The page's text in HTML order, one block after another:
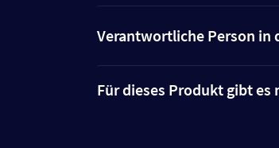
Verantwortliche Person in
Für dieses Produkt gibt es